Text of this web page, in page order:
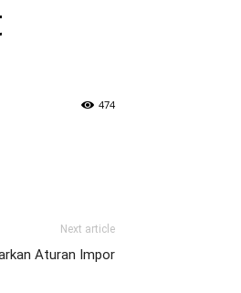
474
Next article
Aturan Impor